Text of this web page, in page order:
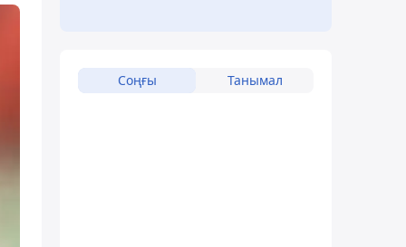
Соңғы Танымал